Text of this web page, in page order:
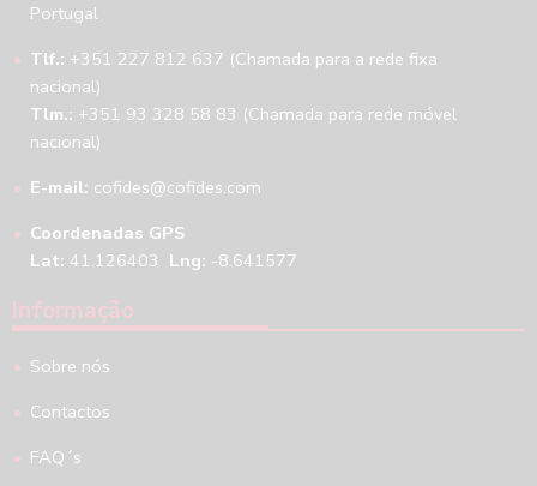
Portugal
Tlf.: +351 227 812 637 (Chamada para a rede fixa
nacional)
Tlm.: +351 93 328 58 83 (Chamada para rede móvel
nacional)
E-mail: cofides@cofides.com
Coordenadas GPS
Lat: 41.126403 Lng: -8.641577
Informação
Sobre nós
Contactos
FAQ´s